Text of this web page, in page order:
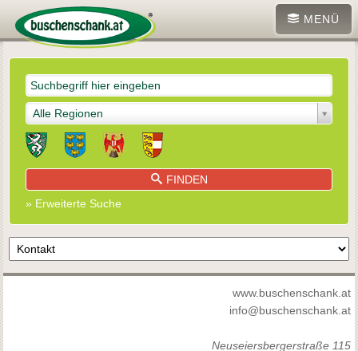
MENÜ
Alle Regionen
FINDEN
» Erweiterte Suche
www.buschenschank.at
info@buschenschank.at
Neuseiersbergerstraße 115